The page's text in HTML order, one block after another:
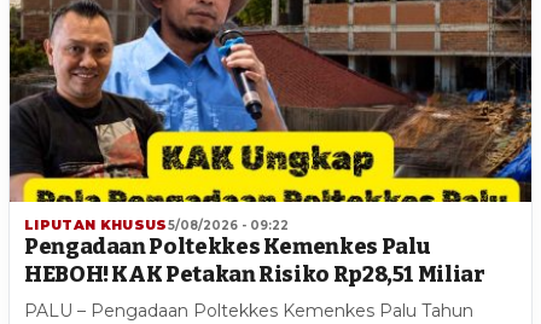
LIPUTAN KHUSUS5/08/2026 - 09:22
Pengadaan Poltekkes Kemenkes Palu
HEBOH! KAK Petakan Risiko Rp28,51 Miliar
PALU – Pengadaan Poltekkes Kemenkes Palu Tahun